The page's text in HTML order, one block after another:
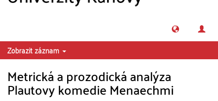
Zobrazit záznam
Metrická a prozodická analýza
Plautovy komedie Menaechmi